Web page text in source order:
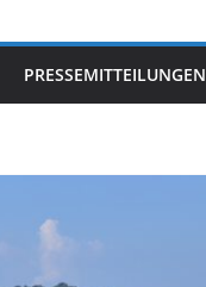
PRESSEMITTEILUNGEN